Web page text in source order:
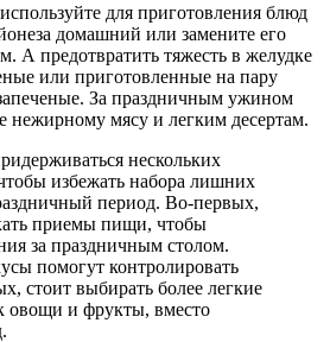
для приготовления блюд
домашний или замените его
А предотвратить тяжесть в желудке
или приготовленные на пару
За праздничным ужином
нежирному мясу и легким десертам.
нескольких
избежать набора лишних
период. Во-первых,
приемы пищи, чтобы
за праздничным столом.
помогут контролировать
стоит выбирать более легкие
овощи и фрукты, вместо